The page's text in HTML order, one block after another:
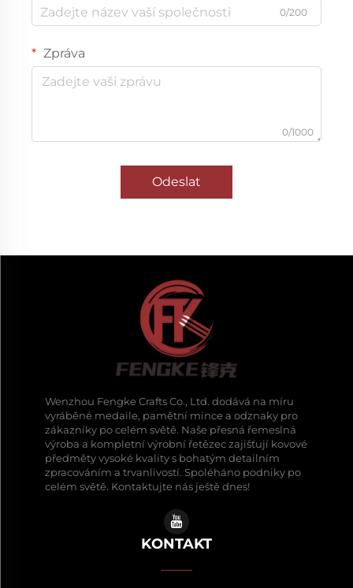
0/200
Zpráva
0/1000
Odeslat
Wenzhou Fengke Crafts Co., Ltd. dodává na míru
vyráběné medaile, pamětní mince a odznaky pro
zákazníky po celém světě. Naše přesná řemeslná
výroba a kompletní výrobní řetězec zajišťují kovové
předměty vysoké kvality s bohatým detailním
zpracováním a trvanlivostí. Spoléháno podniky po
celém světě. Kontaktujte nás ještě dnes!
KONTAKT